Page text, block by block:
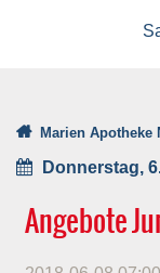
Marien Apotheke
Donnerstag,
Angebote